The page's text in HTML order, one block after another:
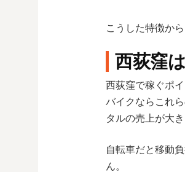
こうした特徴か
西荻窪
西荻窪で稼ぐポ
バイクならこれ
タルの売上が大
自転車だと移動
ん。